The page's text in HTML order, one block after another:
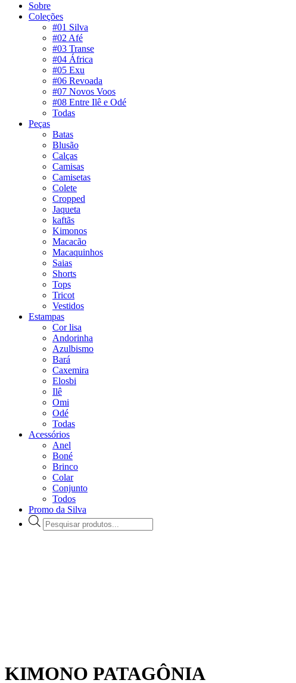
Sobre
Coleções
#01 Silva
#02 Afé
#03 Transe
#04 África
#05 Exu
#06 Revoada
#07 Novos Voos
#08 Entre Ilê e Odé
Todas
Peças
Batas
Blusão
Calças
Camisas
Camisetas
Colete
Cropped
Jaqueta
kaftãs
Kimonos
Macacão
Macaquinhos
Saias
Shorts
Tops
Tricot
Vestidos
Estampas
Cor lisa
Andorinha
Azulbismo
Bará
Caxemira
Elosbi
Ilê
Omi
Odé
Todas
Acessórios
Anel
Boné
Brinco
Colar
Conjunto
Todos
Promo da Silva
Pesquisar
produtos
KIMONO PATAGÔNIA